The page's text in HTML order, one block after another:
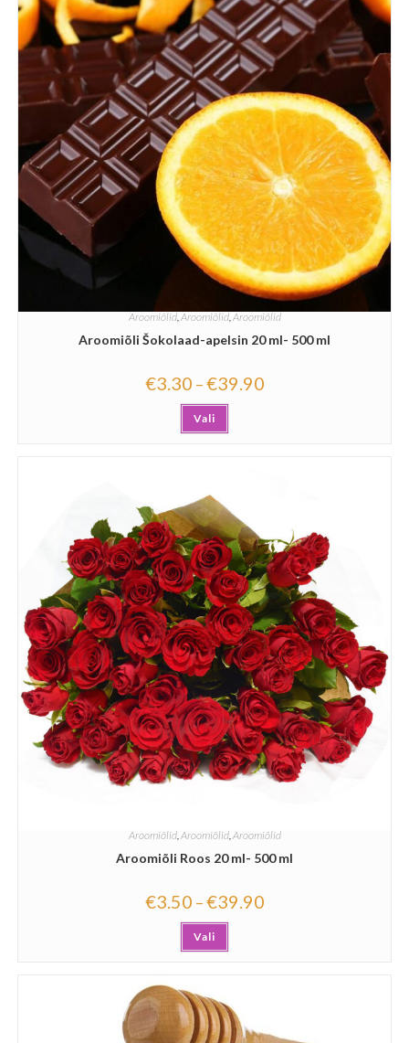
Aroomiõlid,Aroomiõlid,Aroomiõlid
Aroomiõli Šokolaad-apelsin 20 ml- 500 ml
€3.30 –€39.90
Vali
Aroomiõlid,Aroomiõlid,Aroomiõlid
Aroomiõli Roos 20 ml- 500 ml
€3.50 –€39.90
Vali